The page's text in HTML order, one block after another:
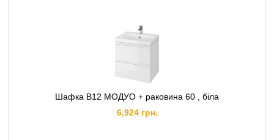
Шафка B12 МОДУО + раковина 60 , біла
6,924 грн.